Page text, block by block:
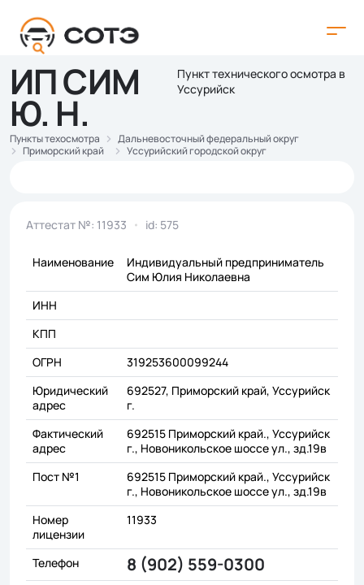
ИП СИМ
Ю. Н.
Пункт технического осмотра в
Уссурийск
Пункты техосмотра
Дальневосточный федеральный округ
Приморский край
Уссурийский городской округ
Аттестат №: 11933 id: 575
Наименование
Индивидуальный предприниматель
Сим Юлия Николаевна
ИНН
КПП
ОГРН
319253600099244
Юридический
адрес
692527, Приморский край, Уссурийск
г.
Фактический
адрес
692515 Приморский край., Уссурийск
г., Новоникольское шоссе ул., зд.19в
Пост №1
692515 Приморский край., Уссурийск
г., Новоникольское шоссе ул., зд.19в
Номер
лицензии
11933
Телефон 8 (902) 559-0300